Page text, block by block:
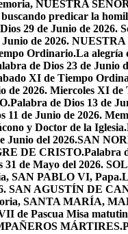
NUESTRA
predicar la
29 de Junio de 2026.
Junio de 2026.
Ordinario.La alegría
de Dios 23 de Junio
XI de Tiempo
de 2026. Miercoles XI
Palabra de Dios 13 de
11 de Junio de 2026.
y Doctor de la Iglesia.
Junio del 2026.SAN
DE CRISTO.Palabra
31 de Mayo del 2026.
SAN PABLO VI, Papa.
SAN AGUSTÍN DE
SANTA MARÍA,
de Pascua Misa
MÁRTIRES.